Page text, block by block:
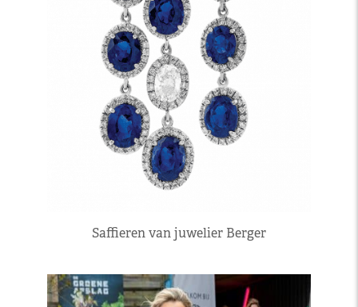
Saffieren van juwelier Berger